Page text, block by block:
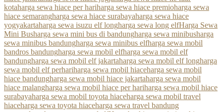
kotaharga sewa hiace per hariharga sewa hiace premioharga sewa
hiace semarangharga sewa hiace surabayaharga sewa hiace
yogyakartaharga sewa isuzu elf longharga sewa long elfHarga Sewa
Mini Busharga sewa mini bus di bandungharga sewa minibusharga
sewa minibus bandungharga sewa minibus elfharga sewa mobil
bandros bandungharga sewa mobil elfharga sewa mobil elf
bandungharga sewa mobil elf jakartaharga sewa mobil elf longharga
sewa mobil elf perhariharga sewa mobil hiaceharga sewa mobil
hiace bandungharga sewa mobil hiace jakartaharga sewa mobil
hiace malangharga sewa mobil hiace per hariharga sewa mobil hiace
surabayaharga sewa mobil toyota hiaceharga sewa mobil travel
hiaceharga sewa toyota hiaceharga sewa travel bandung